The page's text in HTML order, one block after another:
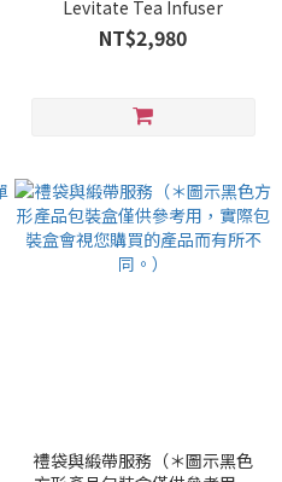
Levitate Tea Infuser
NT$2,980
禮袋與緞帶服務（＊圖示黑色